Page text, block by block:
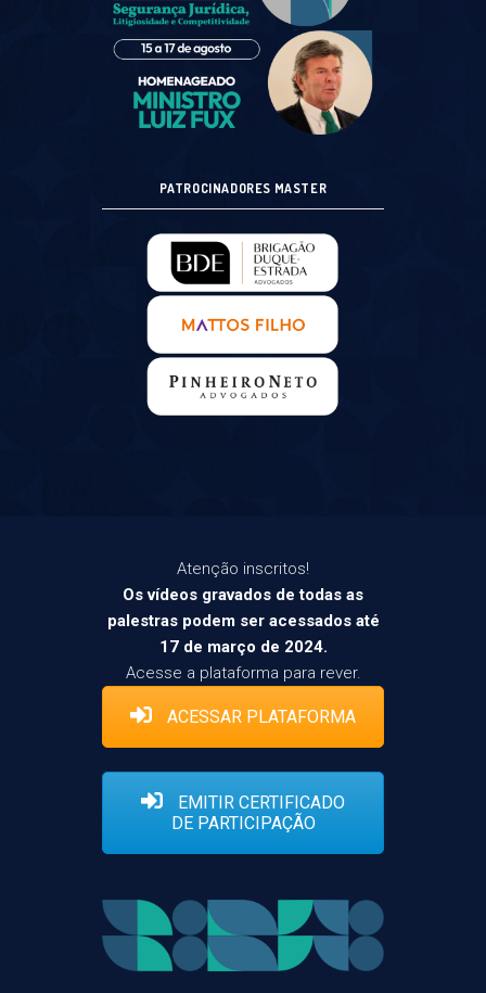
PATROCINADORES MASTER
Atenção inscritos!
Os vídeos gravados de todas as
palestras podem ser acessados até
17 de março de 2024.
Acesse a plataforma para rever.
ACESSAR PLATAFORMA
EMITIR CERTIFICADO
DE PARTICIPAÇÃO